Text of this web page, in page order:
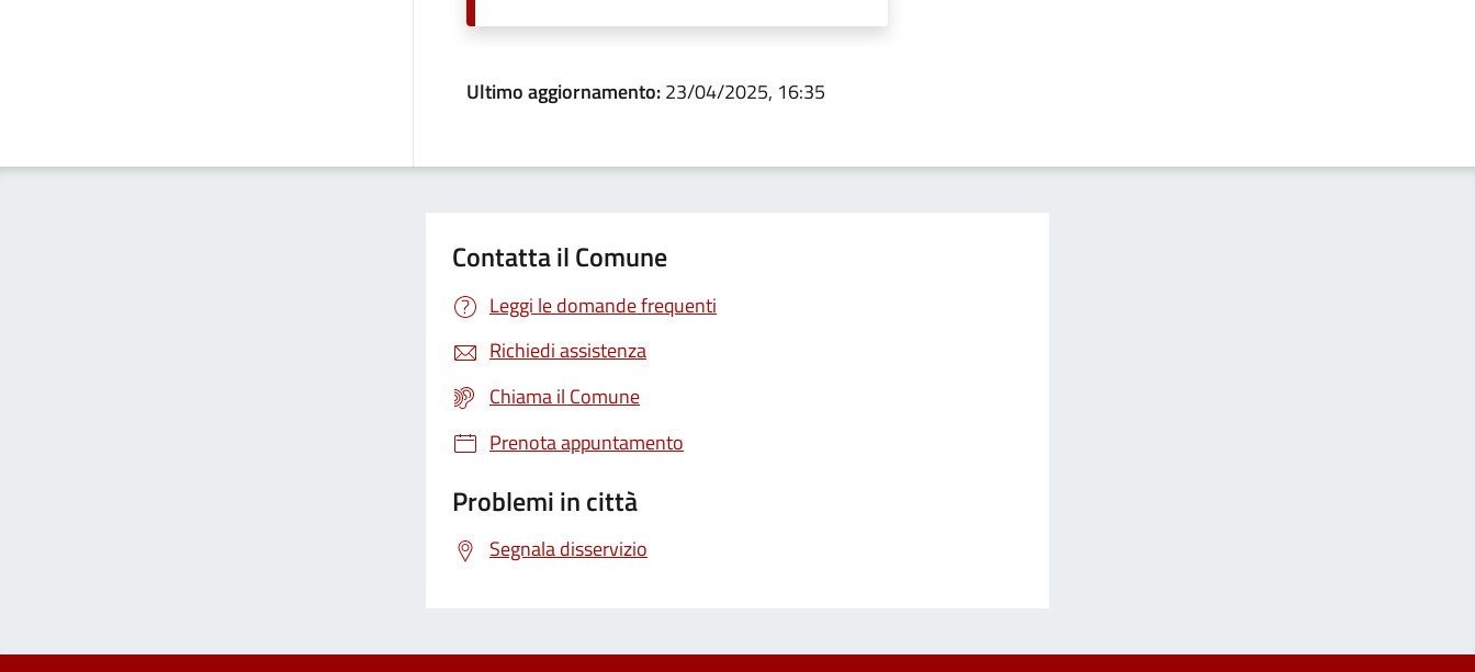
Ultimo aggiornamento:23/04/2025, 16:35
Contatta il Comune
Leggi le domande frequenti
Richiedi assistenza
Chiama il Comune
Prenota appuntamento
Problemi in città
Segnala disservizio